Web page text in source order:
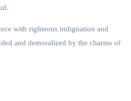
with righteous indignation and
and demoralized by the charms of